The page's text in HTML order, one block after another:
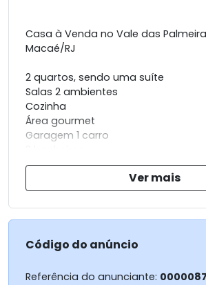
Casa à Venda no Vale das
Macaé/RJ
2 quartos, sendo uma suíte
Salas 2 ambientes
Cozinha
Área gourmet
Garagem 1 carro
Área construída 80 m²Ver mais
Código do anúncio
Referência do anunciante: